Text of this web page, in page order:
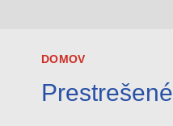
DOMOV